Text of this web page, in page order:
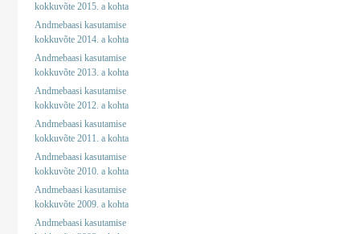
kokkuvõte 2015. a kohta
Andmebaasi kasutamise
kokkuvõte 2014. a kohta
Andmebaasi kasutamise
kokkuvõte 2013. a kohta
Andmebaasi kasutamise
kokkuvõte 2012. a kohta
Andmebaasi kasutamise
kokkuvõte 2011. a kohta
Andmebaasi kasutamise
kokkuvõte 2010. a kohta
Andmebaasi kasutamise
kokkuvõte 2009. a kohta
Andmebaasi kasutamise